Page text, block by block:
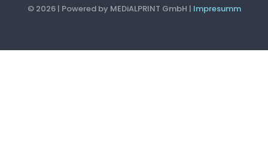
© 2026 | Powered by MEDiALPRINT GmbH | Impresumm